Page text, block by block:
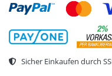
Sicher Einkaufen durch